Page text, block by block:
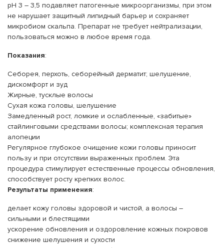
рН 3 – 3,5 подавляет патогенные микроорганизмы, при этом
не нарушает защитный липидный барьер и сохраняет
микробиом скальпа. Препарат не требует нейтрализации,
пользоваться можно в любое время года.
Показания:
Себорея, перхоть, себорейный дерматит; шелушение,
дискомфорт и зуд
Жирные, тусклые волосы
Сухая кожа головы, шелушение
Замедленный рост, ломкие и ослабленные, «забитые»
стайлинговыми средствами волосы; комплексная терапия
алопеции
Регулярное глубокое очищение кожи головы приносит
пользу и при отсутствии выраженных проблем. Эта
процедура стимулирует естественные процессы обновления,
способствует росту крепких волос.
Результаты применения:
делает кожу головы здоровой и чистой, а волосы –
сильными и блестящими
ускорение обновления и оздоровление кожных покровов
снижение шелушения и сухости